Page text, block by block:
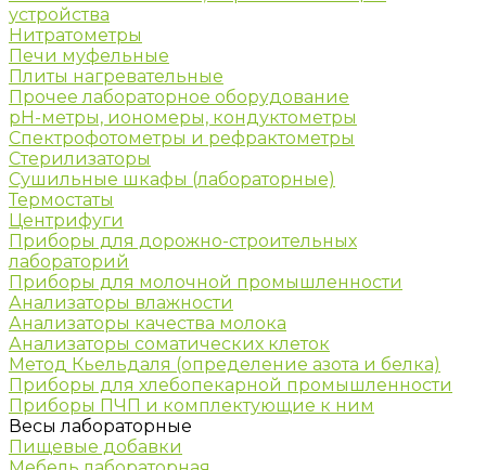
устройства
Нитратометры
Печи муфельные
Плиты нагревательные
Прочее лабораторное оборудование
рН-метры, иономеры, кондуктометры
Спектрофотометры и рефрактометры
Стерилизаторы
Сушильные шкафы (лабораторные)
Термостаты
Центрифуги
Приборы для дорожно-строительных
лабораторий
Приборы для молочной промышленности
Анализаторы влажности
Анализаторы качества молока
Анализаторы соматических клеток
Метод Кьельдаля (определение азота и белка)
Приборы для хлебопекарной промышленности
Приборы ПЧП и комплектующие к ним
Весы лабораторные
Пищевые добавки